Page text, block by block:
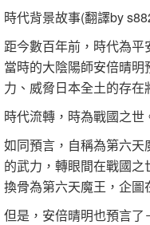
時代背景故事(翻譯by
距今數百年前，時代為平
當時的大陰陽師安倍晴
力、威脅日本全土的存在
時代流轉，時為戰國之世
如同預言，自稱為第六
的武力，轉眼間在戰國
換骨為第六天魔王，企圖
但是，安倍晴明也預言了